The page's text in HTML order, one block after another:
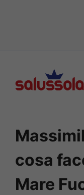
contenuto
cosa
Mare